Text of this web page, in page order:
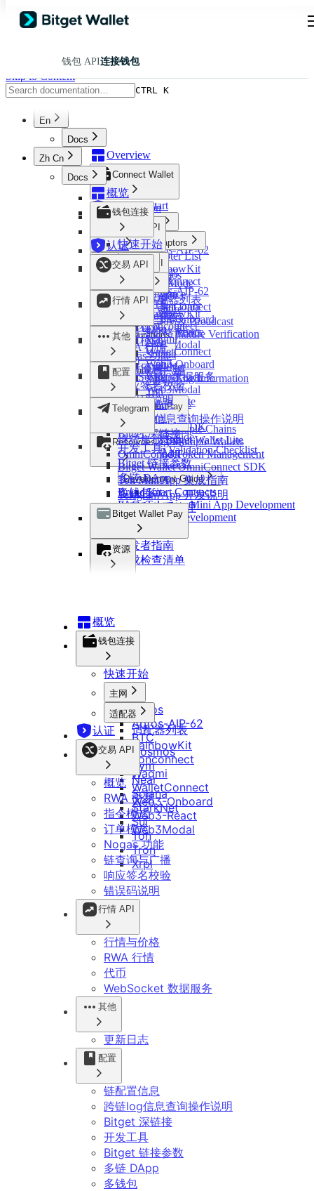
钱包 API连接钱包
Skip to Content
CTRL K
En
Docs
Overview
Connect Wallet
Quick Start
Mainnets
Aptos
Aptos-AIP-62
BTC
Cosmos
Evm
Near
Solana
StarkNet
Sui
Ton
Tron
Xrpl
Wallet Adaptors
Adapter List
RainbowKit
TonConnect
Wagmi
WalletConnect
Web3-Onboard
Web3-React
Web3Modal
Certification
Trading API
Overview
RWA Trading
Instruction Mode
Order Mode
Nogas Feature
Chain Query & Broadcast
Response Signature Verification
Error Codes
Markets API
Market & Price
RWA Market Data
Token
WebSocket Service
Resources
Change Logs
Configurations
Chain Config
Cross-Chain Log Information
Deeplink
Developer Tools
Link Parameters
Managing Multiple Chains
Connecting Multiple Wallets
Mainnet and Token Management
Invoke Transfer
Telegram
Bitget Wallet Lite
OmniConnect
OmniConnect SDK
Ton Mini App
Ton Web App
Bitget Wallet Pay
Developer Guide
Integration Validation Checklist
Resources
Development Guide
Smart Contracts
Telegram Mini App Development
DApp Development
Brand Kit
FAQ
Zh Cn
Docs
概览
钱包连接
快速开始
主网
Aptos
Aptos-AIP-62
BTC
Cosmos
Evm
Near
Solana
StarkNet
Sui
Ton
Tron
Xrpl
适配器
适配器列表
RainbowKit
Tonconnect
Wagmi
WalletConnect
Web3-Onboard
Web3-React
Web3Modal
认证
交易 API
概览
RWA 交易
指令模式
订单模式
Nogas 功能
链查询与广播
响应签名校验
错误码说明
行情 API
行情与价格
RWA 行情
代币
WebSocket 数据服务
其他
更新日志
配置
链配置信息
跨链log信息查询操作说明
Bitget 深链接
开发工具
Bitget 链接参数
多链 DApp
多钱包
主网和代币管理
调用转账
Telegram
继续集成 Bitget Wallet Lite
OmniConnect
Bitget Wallet OmniConnect SDK
Ton Mini App 集成指南
Telegram App 开发说明
Bitget Wallet Pay
开发者指南
集成检查清单
资源
概览
钱包连接
快速开始
主网
Aptos
Aptos-AIP-62
BTC
Cosmos
Evm
Near
Solana
StarkNet
Sui
Ton
Tron
Xrpl
适配器
适配器列表
RainbowKit
Tonconnect
Wagmi
WalletConnect
Web3-Onboard
Web3-React
Web3Modal
认证
交易 API
概览
RWA 交易
指令模式
订单模式
Nogas 功能
链查询与广播
响应签名校验
错误码说明
行情 API
行情与价格
RWA 行情
代币
WebSocket 数据服务
其他
更新日志
配置
链配置信息
跨链log信息查询操作说明
Bitget 深链接
开发工具
Bitget 链接参数
多链 DApp
多钱包